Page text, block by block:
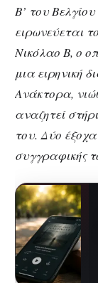
Β’ του
ειρωνεύεται
Νικόλαο Β, ο
μια ειρηνική
Ανάκτορα,
αναζητεί
του. Δύο
συγγραφικής